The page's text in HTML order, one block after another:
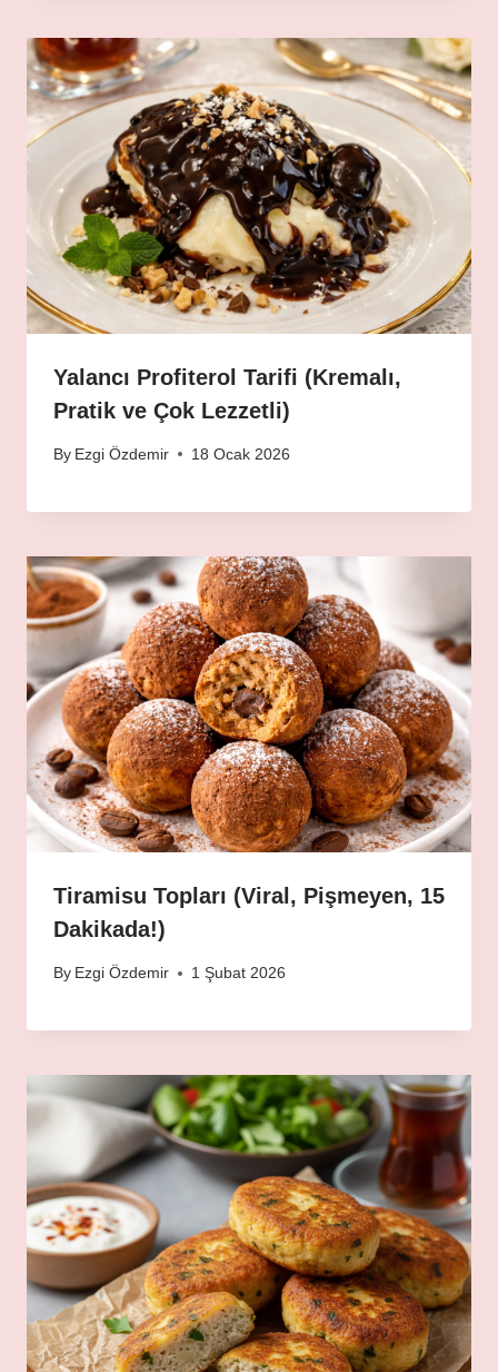
Yalancı Profiterol Tarifi (Kremalı,
Pratik ve Çok Lezzetli)
By Ezgi Özdemir 18 Ocak 2026
Tiramisu Topları (Viral, Pişmeyen, 15
Dakikada!)
By Ezgi Özdemir 1 Şubat 2026